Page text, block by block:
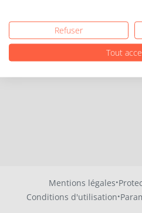
Mentions légales·
Conditions d'utilisation·
Refuser
Tout